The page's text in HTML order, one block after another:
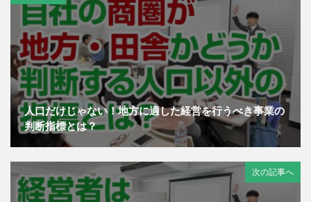
人口だけじゃない！地方に適した経営を行うべき事業の
判断指標とは？
次の記事へ